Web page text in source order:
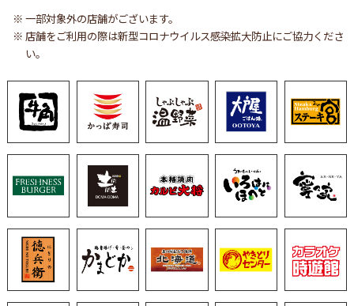
一部対象外の店舗がございます。
店舗をご利用の際は新型コロナウイルス感染拡大防止にご協力くださ
い。